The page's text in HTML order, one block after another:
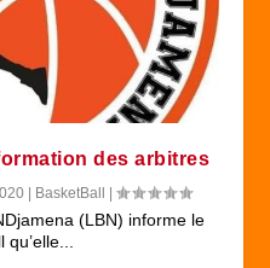
des arbitres
| BasketBall |
(LBN) informe le